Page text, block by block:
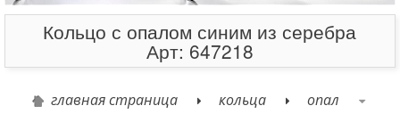
Кольцо с опалом синим из серебра
Арт: 647218
главная страница кольца опал